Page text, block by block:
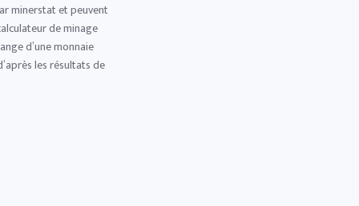
minerstat et peuvent
de minage
d’une monnaie
les résultats de